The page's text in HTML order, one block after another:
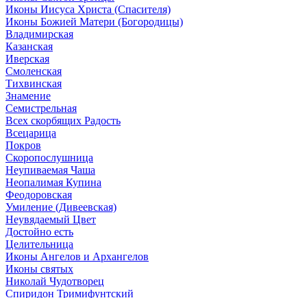
Иконы Иисуса Христа (Спасителя)
Иконы Божией Матери (Богородицы)
Владимирская
Казанская
Иверская
Смоленская
Тихвинская
Знамение
Семистрельная
Всех скорбящих Радость
Всецарица
Покров
Скоропослушница
Неупиваемая Чаша
Неопалимая Купина
Феодоровская
Умиление (Дивеевская)
Неувядаемый Цвет
Достойно есть
Целительница
Иконы Ангелов и Архангелов
Иконы святых
Николай Чудотворец
Спиридон Тримифунтский